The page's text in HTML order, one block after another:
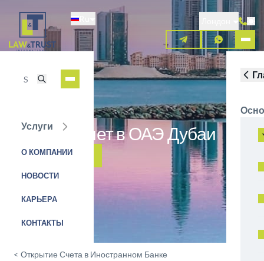
основному
содержанию
Услуги
О КОМПАНИИ
НОВОСТИ
КАРЬЕРА
КОНТАКТЫ
Открыть счет в ОАЭ Дубаи
ЗАЯВКА НА УСЛУГУ
< Открытие Счета в Иностранном Банке